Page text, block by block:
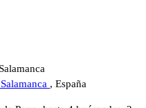
, España